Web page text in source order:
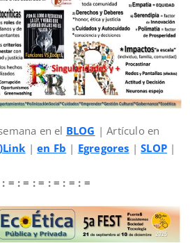
en el BLOG | Artículo en
|en Fb | Egregores |SLOP |
= : = : = : = : = : =